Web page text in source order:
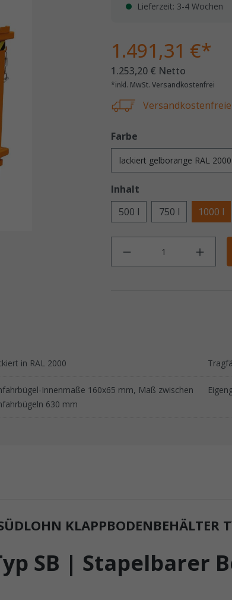
Lieferzeit: 3-4 Wochen
1.491,31 €*
1.253,20 € Netto
*inkl. MwSt. Versandkostenfrei
Farbe
Inhalt
500 l
750 l 1000 l
in RAL 2000
Innenmaße 160x65 mm, Maß zwischen
630 mm
KLAPPBODENBEHÄLTER
SB | Stapelbarer